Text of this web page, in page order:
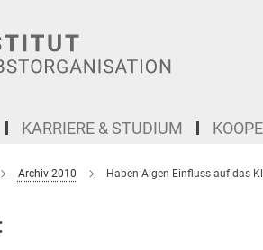
KARRIERE & STUDIUM
Archiv 2010 Haben Algen Einfluss auf das